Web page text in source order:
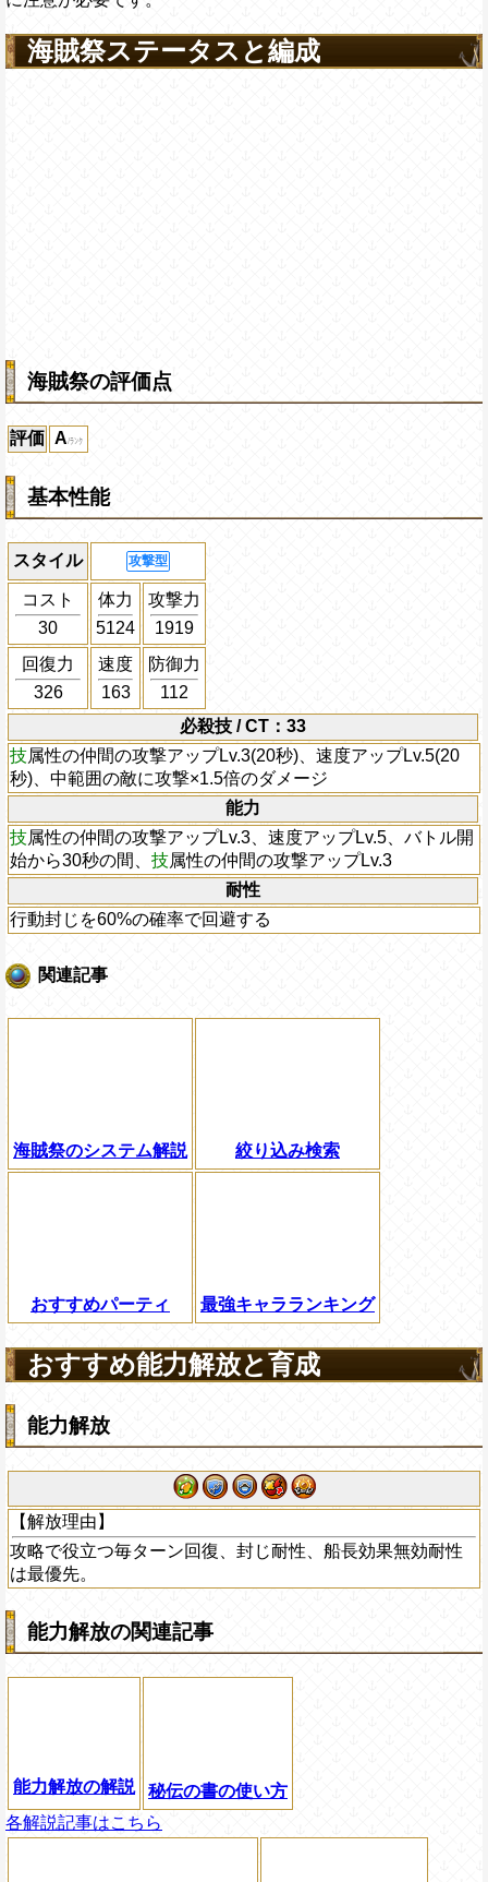
海賊祭ステータスと編成
海賊祭の評価点
評価 A
基本性能
スタイル 攻撃型
コスト
30
体力
5124
攻撃力
1919
回復力
326
速度
163
防御力
112
必殺技 / CT：33
技属性の仲間の攻撃アップLv.3(20秒)、速度アップLv.5(20
秒)、中範囲の敵に攻撃×1.5倍のダメージ
能力
技属性の仲間の攻撃アップLv.3、速度アップLv.5、バトル開
始から30秒の間、 技属性の仲間の攻撃アップLv.3
耐性
行動封じを60%の確率で回避する
関連記事
海賊祭のシステム解説 絞り込み検索
おすすめパーティ 最強キャラランキング
おすすめ能力解放と育成
能力解放
【解放理由】
攻略で役立つ毎ターン回復、封じ耐性、船長効果無効耐性
は最優先。
能力解放の関連記事
能力解放の解説
秘伝の書の使い方
各解説記事はこちら